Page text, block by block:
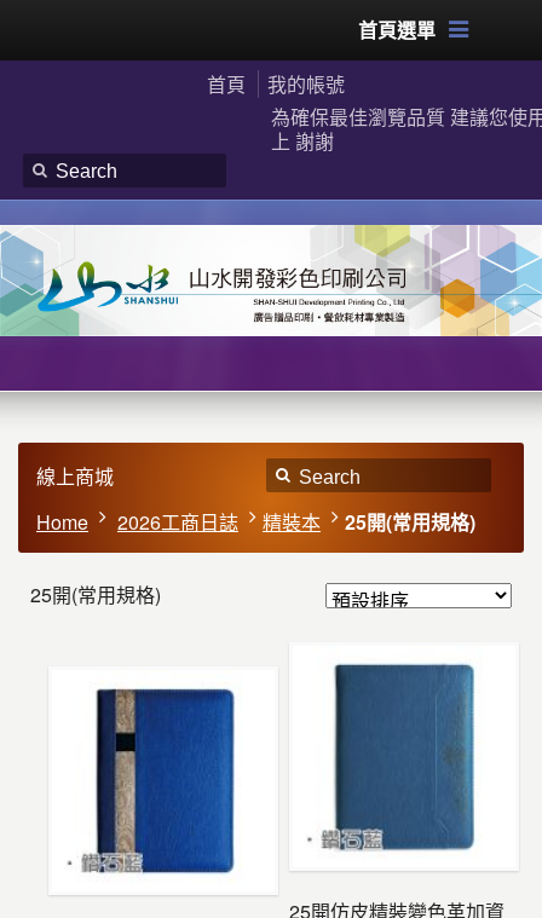
首頁選單
首頁
我的帳號
為確保最佳瀏覽品質 建議您使
上 謝謝
線上商城
Home
2026工商日誌 精裝本 25開(常用規格)
25開(常用規格)
25開仿皮精裝變色革加資